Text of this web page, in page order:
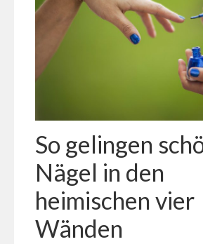
So gelingen
Nägel in den
heimischen vier
Wänden